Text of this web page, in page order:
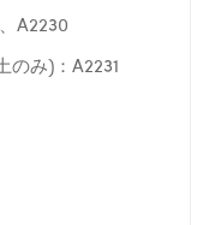
A2230
み)：A2231